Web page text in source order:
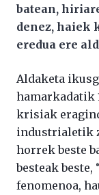
batean,
denez, haiek
eredua ere
Aldaketa
hamarkadatik
krisiak
industrialetik
horrek beste
besteak
fenomenoa,